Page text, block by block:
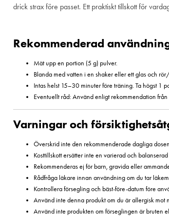
drick strax före passet. Ett praktiskt tillskott för
Rekommenderad
Mät upp en portion (5 g) pulver.
Blanda med vatten i en shaker eller ett glas och
Intas helst 15–30 minuter före träning. Ta högst 1
Eventuellt råd: Använd enligt rekommendation
Varningar och
Överskrid inte den rekommenderade dagliga
Kosttillskott ersätter inte en varierad och balanserad
Rekommenderas ej för barn, gravida eller
Rådfråga läkare innan användning om du tar
Kontrollera försegling och bäst-före-datum före
Använd inte denna produkt om du är allergisk mot
Använd inte produkten om förseglingen är bruten